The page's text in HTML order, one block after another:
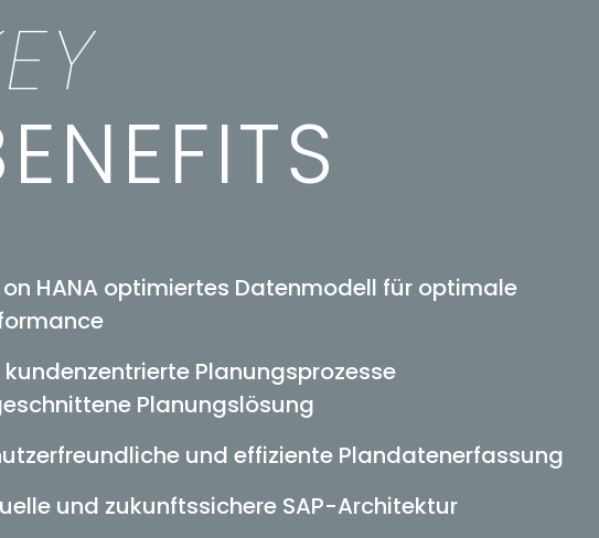
on HANA optimiertes Datenmodell für optimale
kundenzentrierte Planungsprozesse
Planungslösung
und effiziente Plandatenerfassung
und zukunftssichere SAP-Architektur